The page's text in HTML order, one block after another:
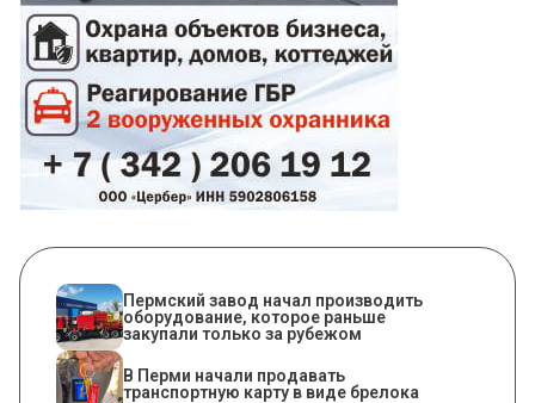
​Пермский завод начал производить
оборудование, которое раньше
закупали только за рубежом
В Перми начали продавать
транспортную карту в виде брелока